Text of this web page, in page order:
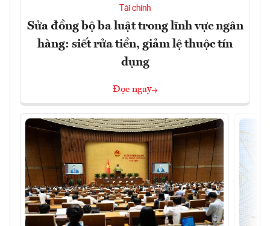
Tài chính
Sửa đồng bộ ba luật trong lĩnh vực ngân
hàng: siết rửa tiền, giảm lệ thuộc tín
dụng
Đọc ngay